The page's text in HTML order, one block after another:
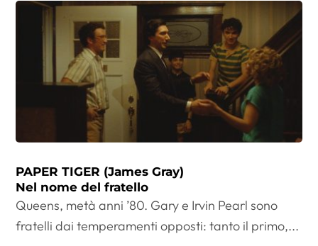
PAPER TIGER (James Gray)
Nel nome del fratello
Queens, metà anni ’80. Gary e Irvin Pearl sono
fratelli dai temperamenti opposti: tanto il primo,...